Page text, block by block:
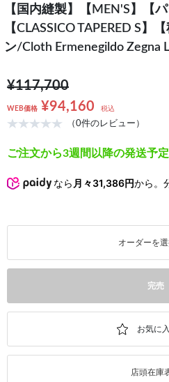
【国内縫製】【MEN'S】【
【CLASSICO TAPERED S】
ン/Cloth Ermenegildo Zegna
¥117,700
WEB価格 ¥94,160 税込
（0件のレビュー）
ご注文から3週間以降の発送予定
なら 月々31,386円から。
オーダーを
完売
店頭在庫